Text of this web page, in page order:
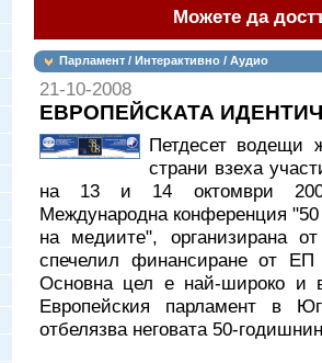
Можете да
Парламент / Интерактивно / Аудио
21-10-2008
ЕВРОПЕЙСКАТА
Петдесет водещи
страни взеха
на 13 и 14 октомври
Международна конференция "50
на медиите", организирана
спечелил финансиране от
Основна цел е най-широко и
Европейския парламент в
отбелязва неговата 50-